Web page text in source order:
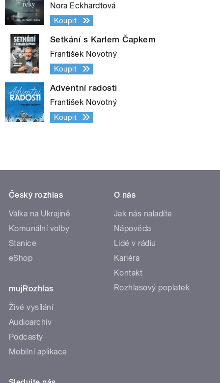
Nora Eckhardtová
Koupit
Setkání s Karlem Čapkem
František Novotný
Koupit
Adventní radosti
František Novotný
Koupit
Český rozhlas
Válka na Ukrajině
Komunální volby
Stanice
eShop
mujRozhlas
Živé vysílání
Audioarchiv
Podcasty
Mobilní aplikace
O nás
Jak nás naladíte
Nápověda
Lidé v rádiu
Kariéra
Kontakt
Rozhlasový poplatek